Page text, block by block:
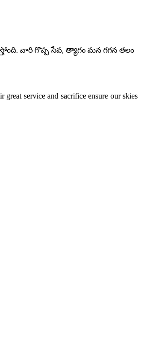
వారి గొప్ప సేవ, త్యాగం మన గగన తలం
service and sacrifice ensure our skies